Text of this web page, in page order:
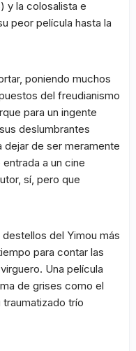
y la colosalista e
peor película hasta la
poniendo muchos
del freudianismo
para un ingente
deslumbrantes
dejar de ser meramente
a un cine
sí, pero que
del Yimou más
para contar las
Una película
de grises como el
trío